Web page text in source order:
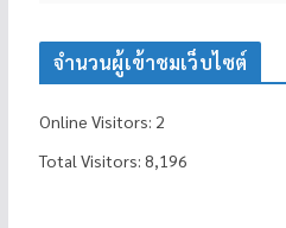
จำนวนผู้เข้าชมเว็บไซต์
Online Visitors: 2
Total Visitors: 8,196